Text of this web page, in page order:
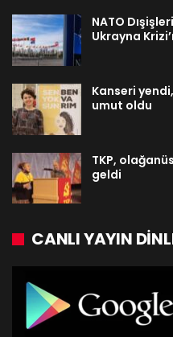
NATO
Ukrayna
Kanseri
umut oldu
TKP,
geldi
CANLI YAYIN